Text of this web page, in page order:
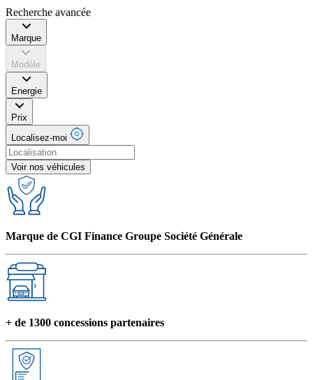
Recherche avancée
Marque
Modèle
Energie
Prix
Localisez-moi
Voir nos véhicules
Marque de CGI Finance Groupe Société Générale
+ de 1300 concessions partenaires